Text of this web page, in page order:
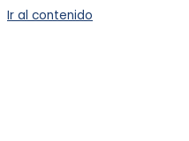
Ir al contenido